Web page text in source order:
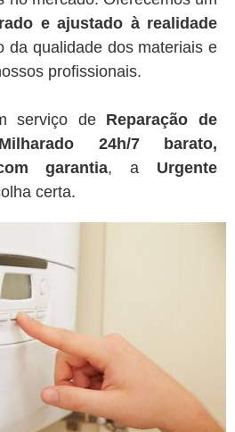
e ajustado à realidade
da qualidade dos materiais e
profissionais.
serviço de Reparação de
24h/7 barato,
garantia, a Urgente
certa.